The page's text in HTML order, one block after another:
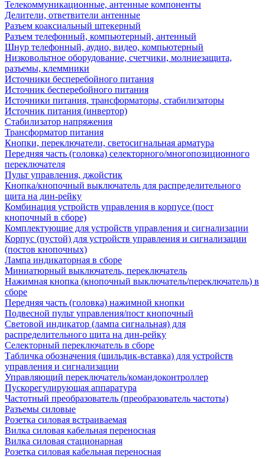
Телекоммуникационные, антенные компоненты
Делители, ответвители антенные
Разъем коаксиальный штекерный
Разъем телефонный, компьютерный, антенный
Шнур телефонный, аудио, видео, компьютерный
Низковольтное оборудование, счетчики, молниезащита,
разъемы, клеммники
Источники бесперебойного питания
Источник бесперебойного питания
Источники питания, трансформаторы, стабилизаторы
Источник питания (инвертор)
Стабилизатор напряжения
Трансформатор питания
Кнопки, переключатели, светосигнальная арматура
Передняя часть (головка) селекторного/многопозиционного
переключателя
Пульт управления, джойстик
Кнопка/кнопочный выключатель для распределительного
щита на дин-рейку
Комбинация устройств управления в корпусе (пост
кнопочный в сборе)
Комплектующие для устройств управления и сигнализации
Корпус (пустой) для устройств управления и сигнализации
(постов кнопочных)
Лампа индикаторная в сборе
Миниатюрный выключатель, переключатель
Нажимная кнопка (кнопочный выключатель/переключатель) в
сборе
Передняя часть (головка) нажимной кнопки
Подвесной пульт управления/пост кнопочный
Световой индикатор (лампа сигнальная) для
распределительного щита на дин-рейку
Селекторный переключатель в сборе
Табличка обозначения (шильдик-вставка) для устройств
управления и сигнализации
Управляющий переключатель/командоконтроллер
Пускорегулирующая аппаратура
Частотный преобразователь (преобразователь частоты)
Разъемы силовые
Розетка силовая встраиваемая
Вилка силовая кабельная переносная
Вилка силовая стационарная
Розетка силовая кабельная переносная